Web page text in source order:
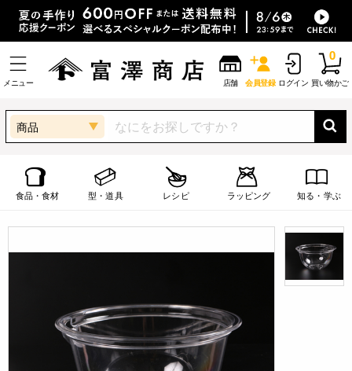
メニュー 店舗 会員登録 ログイン 買い物かご
0
商品
食品・食材 型・道具 レシピ ラッピング 知る・学ぶ